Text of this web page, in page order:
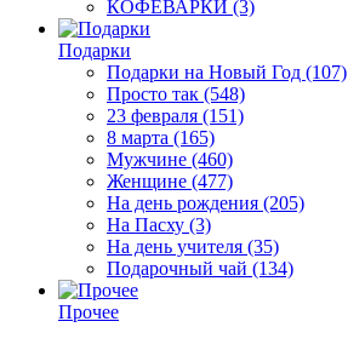
КОФЕВАРКИ (3)
Подарки
Подарки на Новый Год (107)
Просто так (548)
23 февраля (151)
8 марта (165)
Мужчине (460)
Женщине (477)
На день рождения (205)
На Пасху (3)
На день учителя (35)
Подарочный чай (134)
Прочее